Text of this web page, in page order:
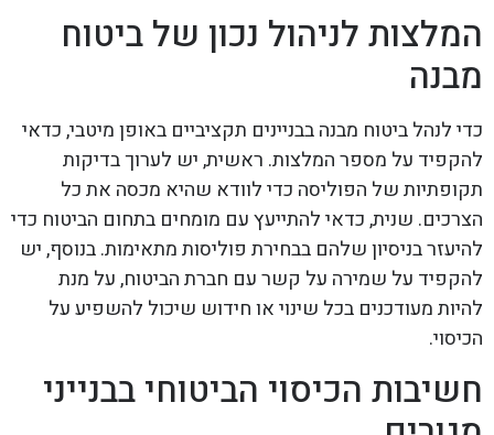
המלצות לניהול נכון של ביטוח
מבנה
כדי לנהל ביטוח מבנה בבניינים תקציביים באופן מיטבי, כדאי
להקפיד על מספר המלצות. ראשית, יש לערוך בדיקות
תקופתיות של הפוליסה כדי לוודא שהיא מכסה את כל
הצרכים. שנית, כדאי להתייעץ עם מומחים בתחום הביטוח כדי
להיעזר בניסיון שלהם בבחירת פוליסות מתאימות. בנוסף, יש
להקפיד על שמירה על קשר עם חברת הביטוח, על מנת
להיות מעודכנים בכל שינוי או חידוש שיכול להשפיע על
הכיסוי.
חשיבות הכיסוי הביטוחי בבנייני